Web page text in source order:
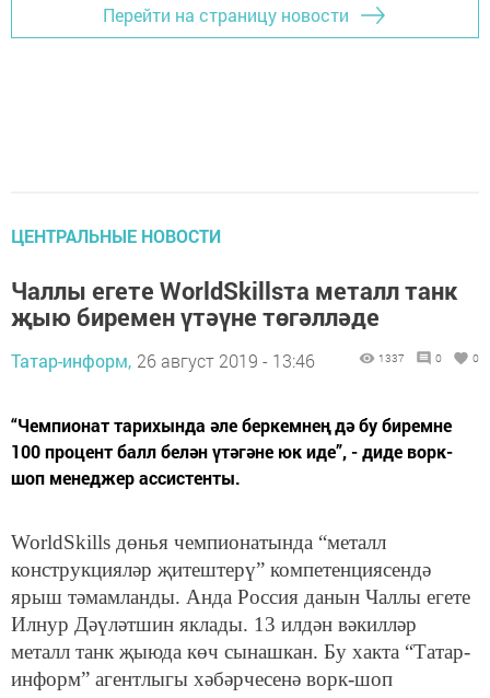
Перейти на страницу новости
ЦЕНТРАЛЬНЫЕ НОВОСТИ
Чаллы егете WorldSkillsта металл танк
җыю биремен үтәүне төгәлләде
Татар-информ, 26 август 2019 - 13:46 1337 0 0
“Чемпионат тарихында әле беркемнең дә бу биремне
100 процент балл белән үтәгәне юк иде”, - диде ворк-
шоп менеджер ассистенты.
WorldSkills дөнья чемпионатында “металл
конструкцияләр җитештерү” компетенциясендә
ярыш тәмамланды. Анда Россия данын Чаллы егете
Илнур Дәүләтшин яклады. 13 илдән вәкилләр
металл танк җыюда көч сынашкан. Бу хакта “Татар-
информ” агентлыгы хәбәрчесенә ворк-шоп